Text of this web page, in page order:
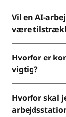
Vil en AI-
være
Hvorfor er
vigtig?
Hvorfor skal